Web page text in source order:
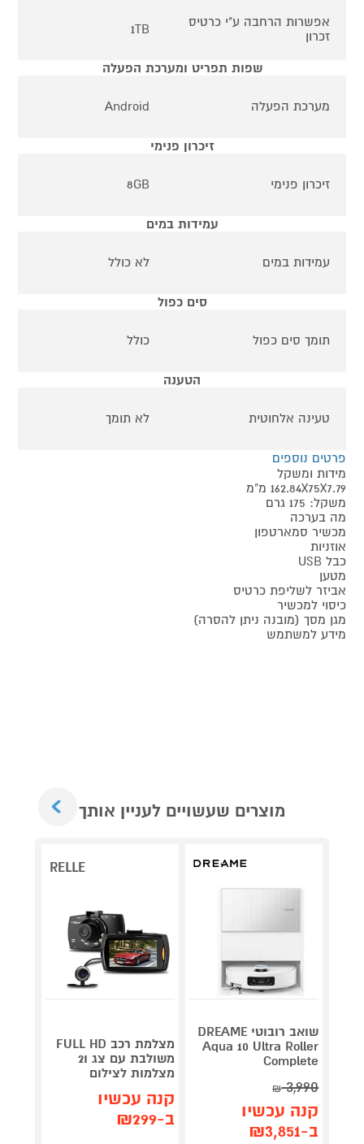
אפשרות הרחבה ע"י כרטיס
זכרון
1TB
שפות תפריט ומערכת הפעלה
מערכת הפעלה Android
זיכרון פנימי
זיכרון פנימי 8GB
עמידות במים
עמידות במים לא כולל
סים כפול
תומך סים כפול כולל
הטענה
טעינה אלחוטית לא תומך
פרטים נוספים
מידות ומשקל
162.84X75X7.79 מ"מ
משקל: 175 גרם
מה בערכה
מכשיר סמארטפון
אוזניות
כבל USB
מטען
אביזר לשליפת כרטיס
כיסוי למכשיר
מגן מסך (מובנה ניתן להסרה)
מידע למשתמש
מוצרים שעשויים לעניין אותך
שואב רובוטי DREAME
Aqua 10 Ultra Roller
Complete
3,990
₪
קנה עכשיו
ב-₪3,851
RELLE
מצלמת רכב FULL HD
משולבת עם צג ו2
מצלמות לצילום
קנה עכשיו
ב-₪299